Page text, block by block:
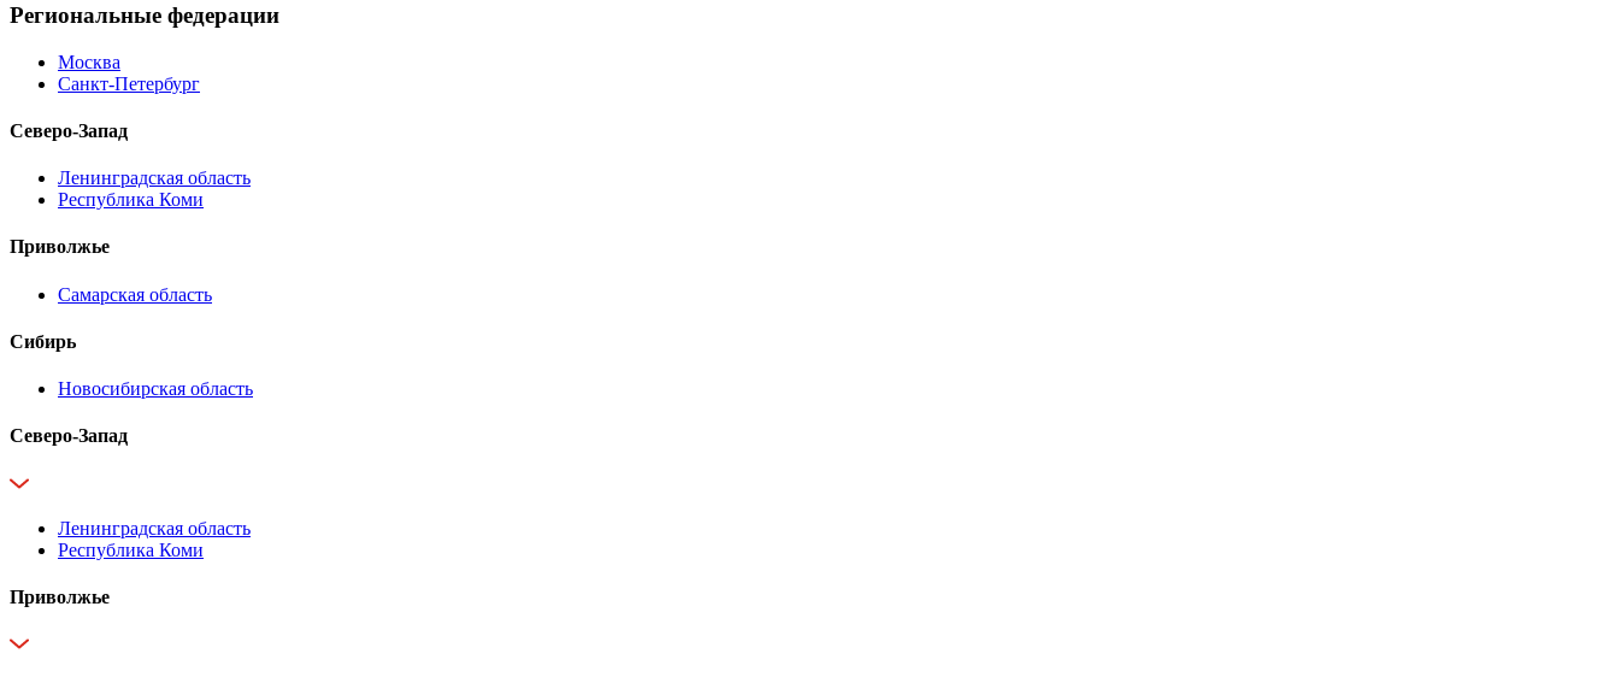
Региональные федерации
Москва
Санкт-Петербург
Северо-Запад
Ленинградская область
Республика Коми
Приволжье
Самарская область
Сибирь
Новосибирская область
Северо-Запад
Ленинградская область
Республика Коми
Приволжье